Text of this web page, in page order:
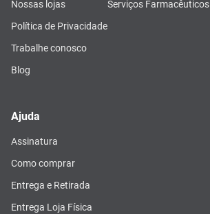
Nossas lojas
Política de Privacidade
Trabalhe conosco
Blog
Serviços Farmacêuticos
Ajuda
Assinatura
Como comprar
Entrega e Retirada
Entrega Loja Física